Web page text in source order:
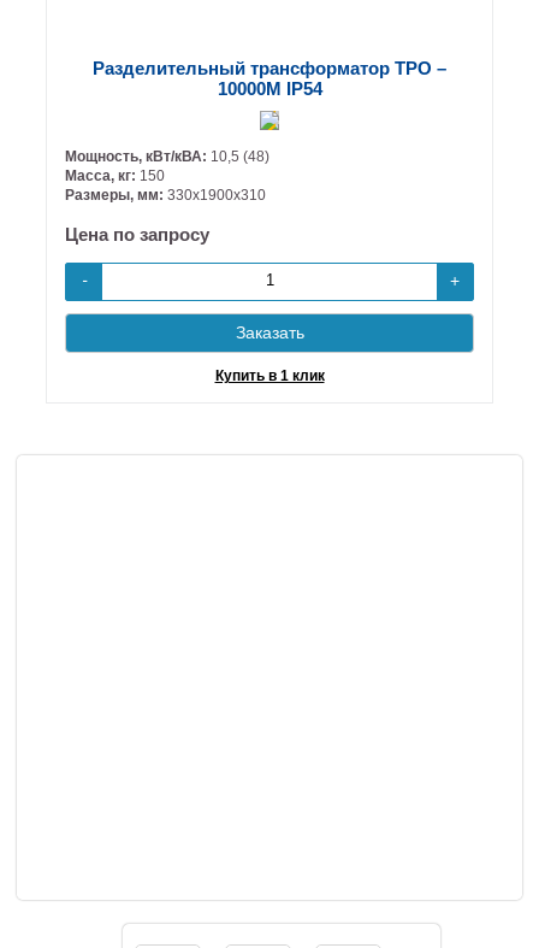
Разделительный трансформатор ТРО –
10000М IP54
Мощность, кВт/кВА: 10,5 (48)
Масса, кг: 150
Размеры, мм: 330х1900х310
Цена по запросу
- +
Заказать
Купить в 1 клик